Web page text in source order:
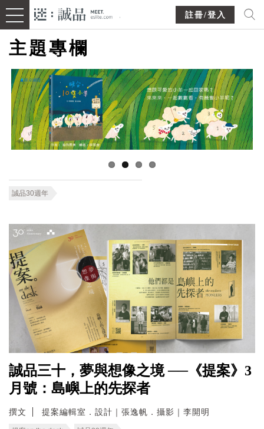
註冊/登入
主題專欄
誠品30週年
誠品三十，夢與想像之境 ──《提案》3
月號：島嶼上的先探者
撰文 提案編輯室．設計｜張逸帆．攝影｜李開明